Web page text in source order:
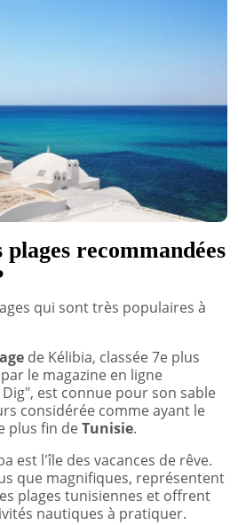
plages recommandées
qui sont très populaires à
de Kélibia, classée 7e plus
le magazine en ligne
est connue pour son sable
considérée comme ayant le
plus fin deTunisie.
est l'île des vacances de rêve.
que magnifiques, représentent
plages tunisiennes et offrent
nautiques à pratiquer.